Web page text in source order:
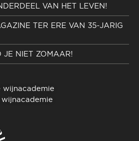
VAN HET LEVEN!
TER ERE VAN 35-JARIG
JE NIET ZOMAAR!